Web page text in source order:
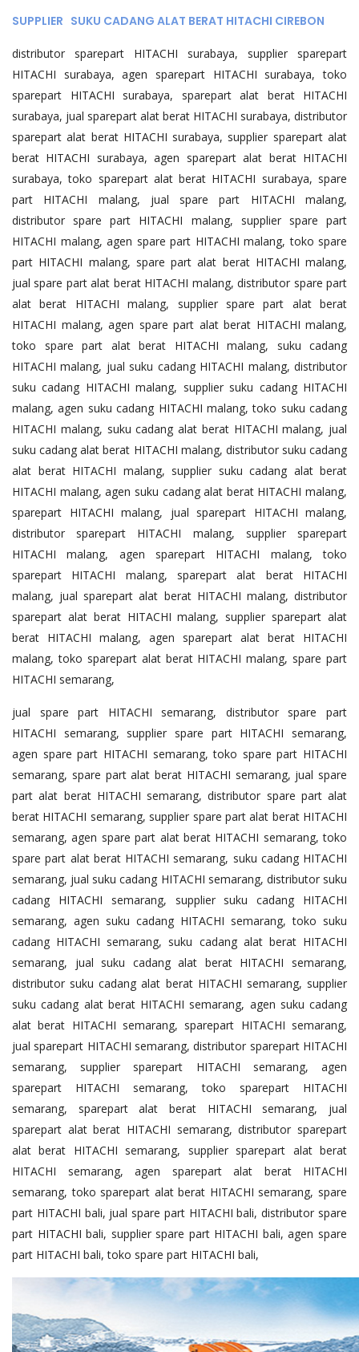
SUPPLIER SUKU CADANG ALAT BERAT HITACHI CIREBON
distributor sparepart HITACHI surabaya, supplier sparepart
HITACHI surabaya, agen sparepart HITACHI surabaya, toko
sparepart HITACHI surabaya, sparepart alat berat HITACHI
surabaya, jual sparepart alat berat HITACHI surabaya, distributor
sparepart alat berat HITACHI surabaya, supplier sparepart alat
berat HITACHI surabaya, agen sparepart alat berat HITACHI
surabaya, toko sparepart alat berat HITACHI surabaya, spare
part HITACHI malang, jual spare part HITACHI malang,
distributor spare part HITACHI malang, supplier spare part
HITACHI malang, agen spare part HITACHI malang, toko spare
part HITACHI malang, spare part alat berat HITACHI malang,
jual spare part alat berat HITACHI malang, distributor spare part
alat berat HITACHI malang, supplier spare part alat berat
HITACHI malang, agen spare part alat berat HITACHI malang,
toko spare part alat berat HITACHI malang, suku cadang
HITACHI malang, jual suku cadang HITACHI malang, distributor
suku cadang HITACHI malang, supplier suku cadang HITACHI
malang, agen suku cadang HITACHI malang, toko suku cadang
HITACHI malang, suku cadang alat berat HITACHI malang, jual
suku cadang alat berat HITACHI malang, distributor suku cadang
alat berat HITACHI malang, supplier suku cadang alat berat
HITACHI malang, agen suku cadang alat berat HITACHI malang,
sparepart HITACHI malang, jual sparepart HITACHI malang,
distributor sparepart HITACHI malang, supplier sparepart
HITACHI malang, agen sparepart HITACHI malang, toko
sparepart HITACHI malang, sparepart alat berat HITACHI
malang, jual sparepart alat berat HITACHI malang, distributor
sparepart alat berat HITACHI malang, supplier sparepart alat
berat HITACHI malang, agen sparepart alat berat HITACHI
malang, toko sparepart alat berat HITACHI malang, spare part
HITACHI semarang,
jual spare part HITACHI semarang, distributor spare part
HITACHI semarang, supplier spare part HITACHI semarang,
agen spare part HITACHI semarang, toko spare part HITACHI
semarang, spare part alat berat HITACHI semarang, jual spare
part alat berat HITACHI semarang, distributor spare part alat
berat HITACHI semarang, supplier spare part alat berat HITACHI
semarang, agen spare part alat berat HITACHI semarang, toko
spare part alat berat HITACHI semarang, suku cadang HITACHI
semarang, jual suku cadang HITACHI semarang, distributor suku
cadang HITACHI semarang, supplier suku cadang HITACHI
semarang, agen suku cadang HITACHI semarang, toko suku
cadang HITACHI semarang, suku cadang alat berat HITACHI
semarang, jual suku cadang alat berat HITACHI semarang,
distributor suku cadang alat berat HITACHI semarang, supplier
suku cadang alat berat HITACHI semarang, agen suku cadang
alat berat HITACHI semarang, sparepart HITACHI semarang,
jual sparepart HITACHI semarang, distributor sparepart HITACHI
semarang, supplier sparepart HITACHI semarang, agen
sparepart HITACHI semarang, toko sparepart HITACHI
semarang, sparepart alat berat HITACHI semarang, jual
sparepart alat berat HITACHI semarang, distributor sparepart
alat berat HITACHI semarang, supplier sparepart alat berat
HITACHI semarang, agen sparepart alat berat HITACHI
semarang, toko sparepart alat berat HITACHI semarang, spare
part HITACHI bali, jual spare part HITACHI bali, distributor spare
part HITACHI bali, supplier spare part HITACHI bali, agen spare
part HITACHI bali, toko spare part HITACHI bali,